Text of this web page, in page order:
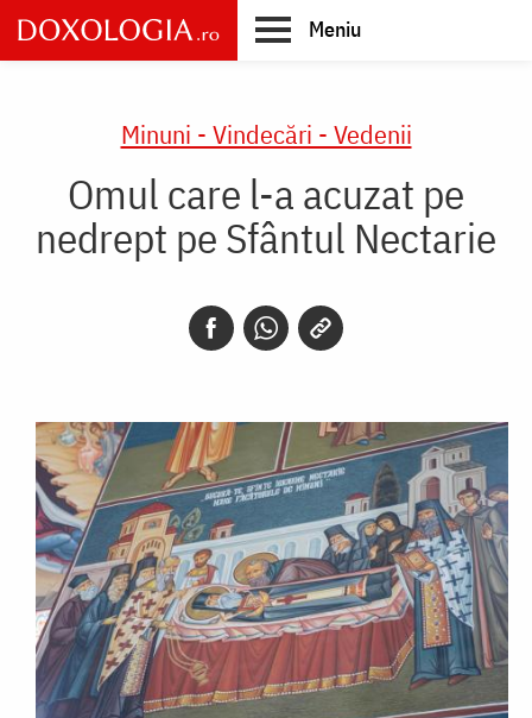
Skip
to
main
Meniu
Minuni - Vindecări - Vedenii
Omul care l-a acuzat pe
nedrept pe Sfântul Nectarie